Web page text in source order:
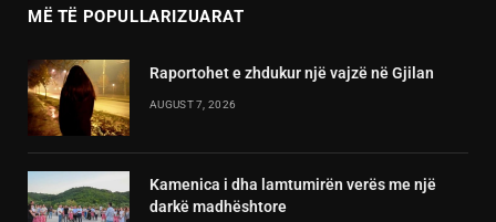
MË TË POPULLARIZUARAT
Raportohet e zhdukur një vajzë në Gjilan
AUGUST 7, 2026
Kamenica i dha lamtumirën verës me një
darkë madhështore